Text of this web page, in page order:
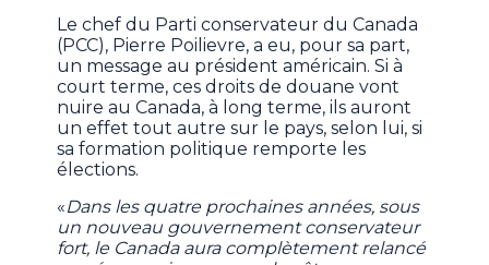
Le chef du Parti conservateur du Canada
(PCC), Pierre Poilievre, a eu, pour sa part,
un message au président américain. Si à
court terme, ces droits de douane vont
nuire au Canada, à long terme, ils auront
un effet tout autre sur le pays, selon lui, si
sa formation politique remporte les
élections.
«Dans les quatre prochaines années, sous
un nouveau gouvernement conservateur
fort, le Canada aura complètement relancé